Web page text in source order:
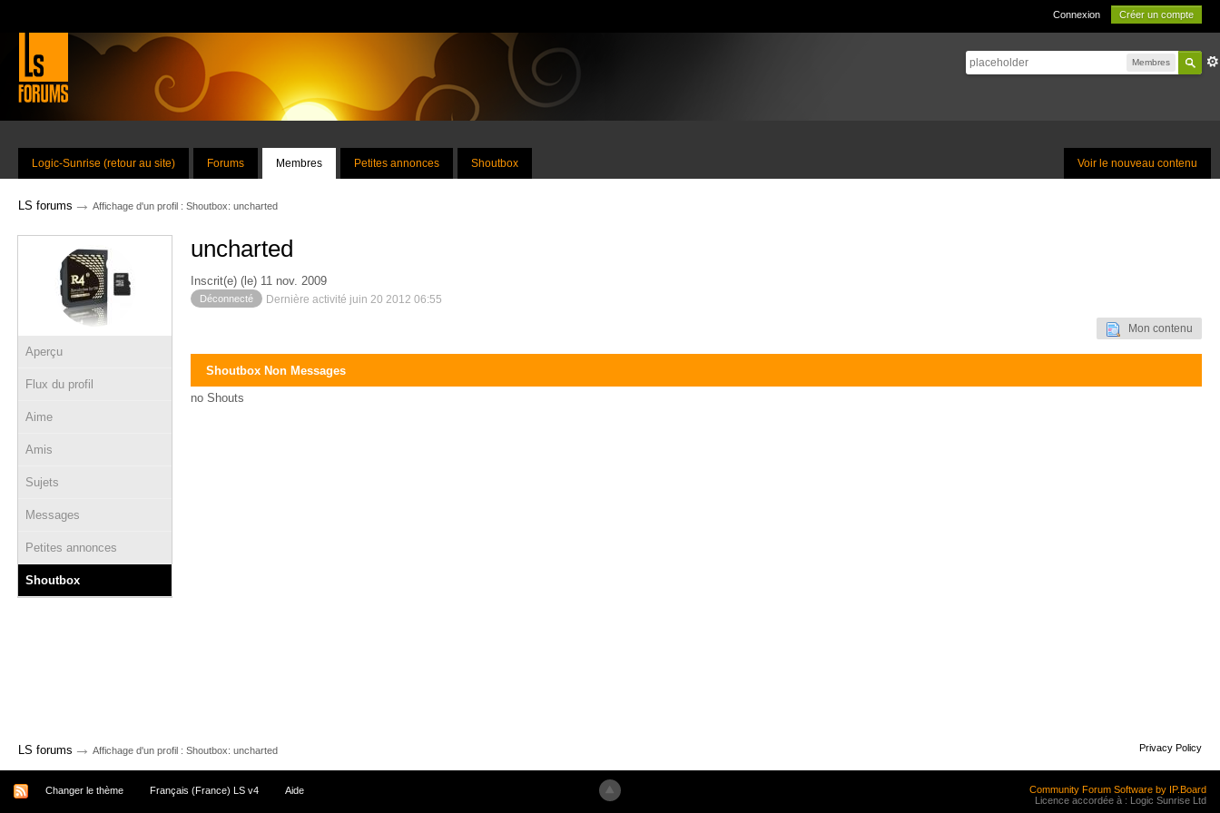
Connexion Créer un compte
Membres
Voir le nouveau contenu
Logic-Sunrise (retour au site) Forums Membres Petites annonces Shoutbox
LS forums → Affichage d'un profil : Shoutbox: uncharted
Aperçu
Flux du profil
Aime
Amis
Sujets
Messages
Petites annonces
Shoutbox
uncharted
Inscrit(e) (le) 11 nov. 2009
Déconnecté Dernière activité juin 20 2012 06:55
Mon contenu
Shoutbox Non Messages
no Shouts
LS forums → Affichage d'un profil : Shoutbox: uncharted Privacy Policy
Changer le thème Français (France) LS v4 Aide
Community Forum Software by IP.Board
Licence accordée à : Logic Sunrise Ltd